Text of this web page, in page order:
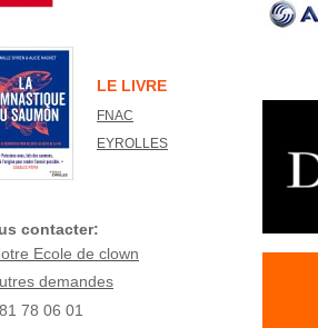
LE LIVRE
FNAC
EYROLLES
contacter:
Ecole de clown
demandes
78 06 01